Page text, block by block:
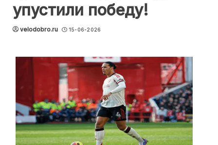
упустили победу!
velodobro.ru 15-06-2026